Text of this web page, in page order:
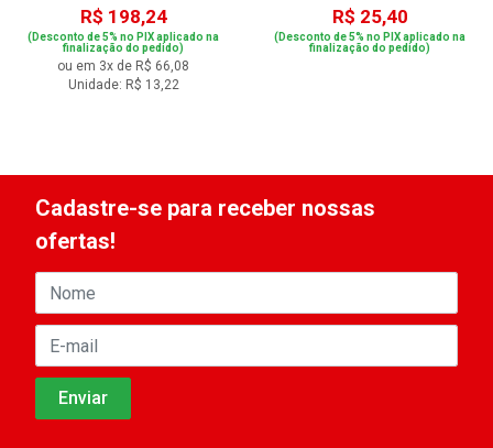
R$ 198,24
(Desconto de 5% no PIX aplicado na
finalização do pedido)
ou em 3x de R$ 66,08
Unidade: R$ 13,22
R$ 25,40
(Desconto de 5% no PIX aplicado na
finalização do pedido)
Cadastre-se para receber nossas
ofertas!